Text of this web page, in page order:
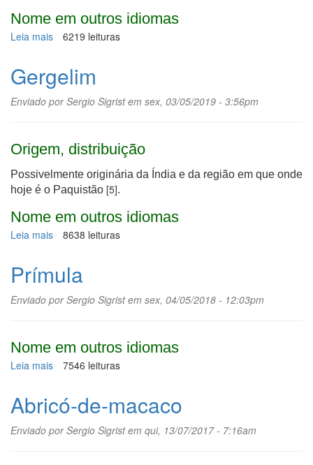
Nome em outros idiomas
Leia mais sobre
6219 leituras
Gergelim
Enviado porSergio Sigristem sex, 03/05/2019 - 3:56pm
Origem, distribuição
Possivelmente originária da Índia e da região em que onde
hoje é o Paquistão [5].
Nome em outros idiomas
Leia mais sobre
8638 leituras
Prímula
Enviado porSergio Sigristem sex, 04/05/2018 - 12:03pm
Nome em outros idiomas
Leia mais sobre
7546 leituras
Abricó-de-macaco
Enviado porSergio Sigristem qui, 13/07/2017 - 7:16am